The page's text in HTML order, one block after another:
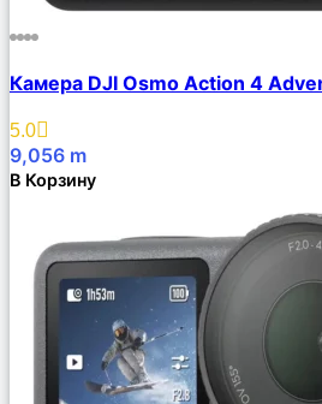
Камера DJI Osmo Action 4
5.0
9,056 m
В Корзину